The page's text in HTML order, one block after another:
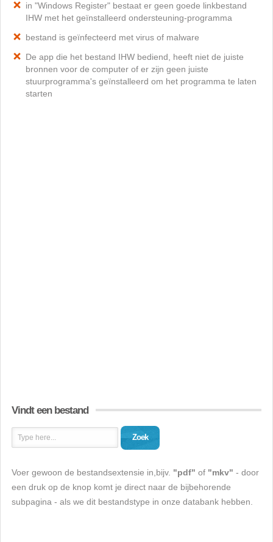
in "Windows Register" bestaat er geen goede linkbestand
IHW met het geïnstalleerd ondersteuning-programma
bestand is geïnfecteerd met virus of malware
De app die het bestand IHW bediend, heeft niet de juiste
bronnen voor de computer of er zijn geen juiste
stuurprogramma's geïnstalleerd om het programma te laten
starten
Vindt een bestand
Zoek
Voer gewoon de bestandsextensie in,bijv. "pdf" of "mkv" - door
een druk op de knop komt je direct naar de bijbehorende
subpagina - als we dit bestandstype in onze databank hebben.